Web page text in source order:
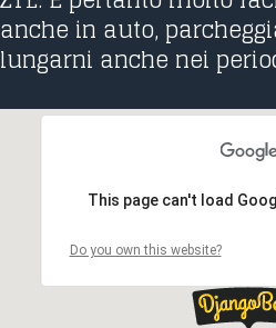
anche in auto,
lungarni anche nei
This page can't load
Do you own this website?